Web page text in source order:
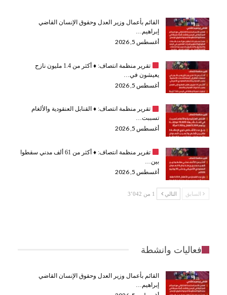
القائم بأعمال وزير العدل وحقوق الإنسان القاضي
إبراهيم…
أغسطس 5, 2026
تقرير منظمة انتصاف: ♦️
أكثر من 1.4 مليون نازح
يعيشون في…
أغسطس 5, 2026
تقرير منظمة انتصاف: ♦️القنابل العنقودية والألغام
تسببت…
أغسطس 5, 2026
تقرير منظمة انتصاف: ♦️
أكثر من 61 ألف مدني سقطوا
بين…
أغسطس 5, 2026
السابق التالي 1 من 3٬042
فعاليات وانشطة
القائم بأعمال وزير العدل وحقوق الإنسان القاضي
إبراهيم…